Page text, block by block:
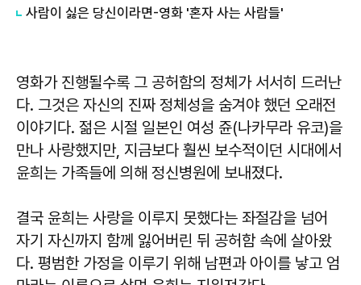
사람이 싫은 당신이라면-영화 '혼자 사는 사람들'
영화가 진행될수록 그 공허함의 정체가 서서히 드러난
다. 그것은 자신의 진짜 정체성을 숨겨야 했던 오래전
이야기다. 젊은 시절 일본인 여성 쥰(나카무라 유코)을
만나 사랑했지만, 지금보다 훨씬 보수적이던 시대에서
윤희는 가족들에 의해 정신병원에 보내졌다.
결국 윤희는 사랑을 이루지 못했다는 좌절감을 넘어
자기 자신까지 함께 잃어버린 뒤 공허함 속에 살아왔
다. 평범한 가정을 이루기 위해 남편과 아이를 낳고 엄